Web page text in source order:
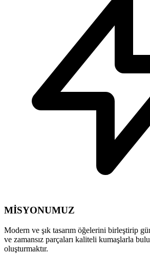
MİSYONUMUZ
Modern ve şık tasarım öğelerini birleştirip
ve zamansız parçaları kaliteli kumaşlarla
oluşturmaktır.